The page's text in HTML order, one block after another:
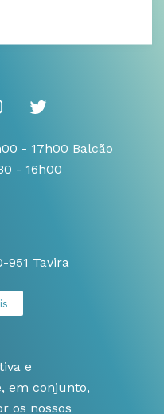
- 17h00 Balcão
- 16h00
951 Tavira
e
em conjunto,
os nossos